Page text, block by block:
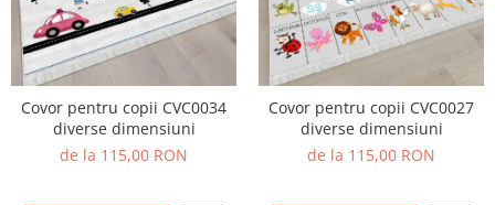
Covor pentru copii CVC0034
diverse dimensiuni
de la 115,00 RON
Covor pentru copii CVC0027
diverse dimensiuni
de la 115,00 RON